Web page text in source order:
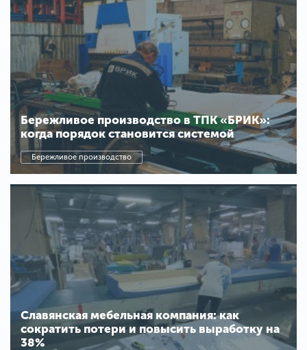
Бережливое производство в ТПК «БРИК»:
когда порядок становится системой
Бережливое производство
Славянская мебельная компания: как
сократить потери и повысить выработку на
38%